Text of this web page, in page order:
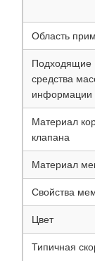
Область
Подходящие
средства
информации
Материал
клапана
Материал
Свойства
Цвет
Типичная